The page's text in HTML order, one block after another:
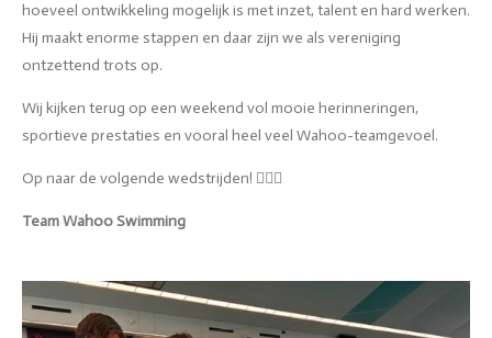
hoeveel ontwikkeling mogelijk is met inzet, talent en hard werken.
Hij maakt enorme stappen en daar zijn we als vereniging
ontzettend trots op.
Wij kijken terug op een weekend vol mooie herinneringen,
sportieve prestaties en vooral heel veel Wahoo-teamgevoel.
Op naar de volgende wedstrijden! 🏊‍♂️💙
Team Wahoo Swimming